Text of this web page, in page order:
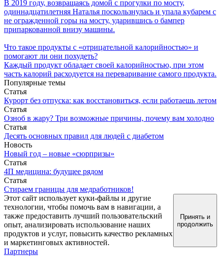
В 2019 году, возвращаясь домой с прогулки по мосту,
одиннадцатилетняя Наталья поскользнулась и упала кубарем с
не огражденной горы на мосту, ударившись о бампер
припаркованной внизу машины.
Что такое продукты с «отрицательной калорийностью» и
помогают ли они похудеть?
Каждый продукт обладает своей калорийностью, при этом
часть калорий расходуется на переваривание самого продукта.
Популярные темы
Статья
Курорт без отпуска: как восстановиться, если работаешь летом
Статья
Озноб в жару? Три возможные причины, почему вам холодно
Статья
Десять основных правил для людей с диабетом
Новость
Новый год – новые «сюрпризы»
Статья
4П медицина: будущее рядом
Статья
Стираем границы для медработников!
Этот сайт использует куки-файлы и другие
технологии, чтобы помочь вам в навигации, а
также предоставить лучший пользовательский
опыт, анализировать использование наших
продуктов и услуг, повысить качество рекламных
и маркетинговых активностей.
Принять и
продолжить
Партнеры